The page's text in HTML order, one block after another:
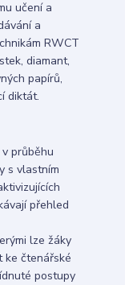
učení a
a
RWCT
diamant,
papírů,
diktát.
průběhu
s vlastním
přehled
lze žáky
ke čtenářské
postupy